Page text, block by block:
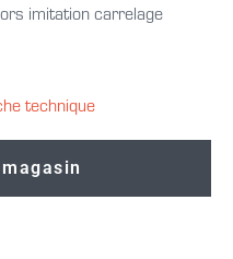
imitation carrelage
technique